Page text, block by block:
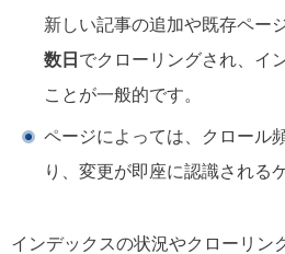
新しい記事の追加や既存ペー
数日 でクローリングされ、イ
ことが一般的です。
ページによっては、クロール
り、変更が即座に認識される
インデックスの状況やクローリン